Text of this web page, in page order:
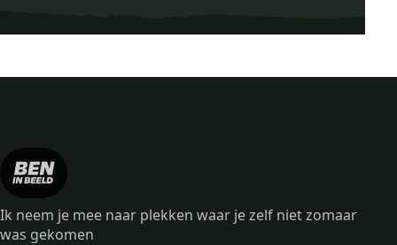
Ik neem je mee naar plekken waar je zelf niet zomaar
was gekomen